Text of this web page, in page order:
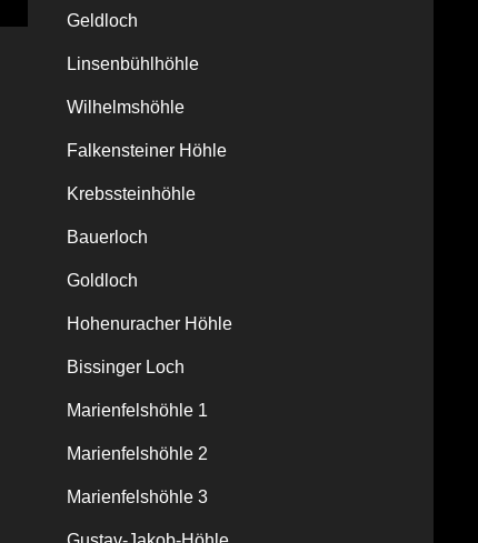
Geldloch
Linsenbühlhöhle
Wilhelmshöhle
Falkensteiner Höhle
Krebssteinhöhle
Bauerloch
Goldloch
Hohenuracher Höhle
Bissinger Loch
Marienfelshöhle 1
Marienfelshöhle 2
Marienfelshöhle 3